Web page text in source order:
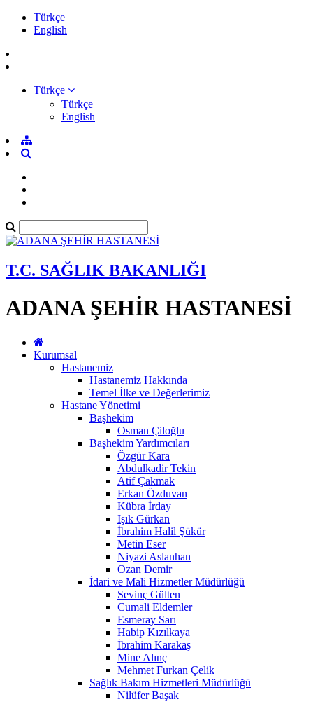
Türkçe
English
Türkçe
Türkçe
English
T.C. SAĞLIK BAKANLIĞI
ADANA ŞEHİR HASTANESİ
Kurumsal
Hastanemiz
Hastanemiz Hakkında
Temel İlke ve Değerlerimiz
Hastane Yönetimi
Başhekim
Osman Çiloğlu
Başhekim Yardımcıları
Özgür Kara
Abdulkadir Tekin
Atif Çakmak
Erkan Özduvan
Kübra İrday
Işık Gürkan
İbrahim Halil Şükür
Metin Eser
Niyazi Aslanhan
Ozan Demir
İdari ve Mali Hizmetler Müdürlüğü
Sevinç Gülten
Cumali Eldemler
Esmeray Sarı
Habip Kızılkaya
İbrahim Karakaş
Mine Alınç
Mehmet Furkan Çelik
Sağlık Bakım Hizmetleri Müdürlüğü
Nilüfer Başak